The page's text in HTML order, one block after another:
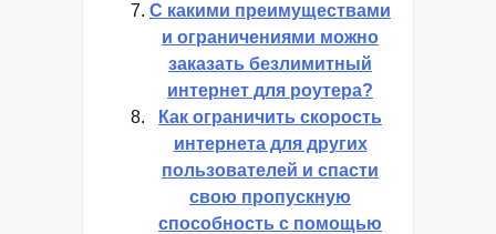
С какими преимуществами
и ограничениями можно
заказать безлимитный
интернет для роутера?
Как ограничить скорость
интернета для других
пользователей и спасти
свою пропускную
способность с помощью